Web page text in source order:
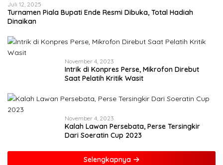
Juli 12, 2025
Turnamen Piala Bupati Ende Resmi Dibuka, Total Hadiah
Dinaikan
November 4, 2023
Intrik di Konpres Perse, Mikrofon Direbut
Saat Pelatih Kritik Wasit
November 4, 2023
Kalah Lawan Persebata, Perse Tersingkir
Dari Soeratin Cup 2023
Selengkapnya